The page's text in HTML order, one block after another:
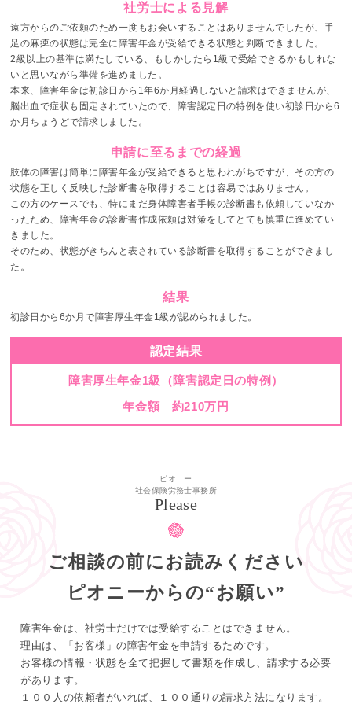
社労士による見解
遠方からのご依頼のため一度もお会いすることはありませんでしたが、手
足の麻痺の状態は完全に障害年金が受給できる状態と判断できました。
2級以上の基準は満たしている、もしかしたら1級で受給できるかもしれな
いと思いながら準備を進めました。
本来、障害年金は初診日から1年6か月経過しないと請求はできませんが、
脳出血で症状も固定されていたので、障害認定日の特例を使い初診日から6
か月ちょうどで請求しました。
申請に至るまでの経過
肢体の障害は簡単に障害年金が受給できると思われがちですが、その方の
状態を正しく反映した診断書を取得することは容易ではありません。
この方のケースでも、特にまだ身体障害者手帳の診断書も依頼していなか
ったため、障害年金の診断書作成依頼は対策をしてとても慎重に進めてい
きました。
そのため、状態がきちんと表されている診断書を取得することができまし
た。
結果
初診日から6か月で障害厚生年金1級が認められました。
認定結果
障害厚生年金1級（障害認定日の特例）
年金額 約210万円
ピオニー
社会保険労務士事務所
Please
ご相談の前にお読みください
ピオニーからの“お願い”
障害年金は、社労士だけでは受給することはできません。
理由は、「お客様」の障害年金を申請するためです。
お客様の情報・状態を全て把握して書類を作成し、請求する必要
があります。
１００人の依頼者がいれば、１００通りの請求方法になります。